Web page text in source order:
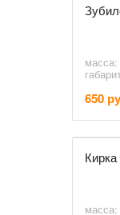
масса:
650
масса: